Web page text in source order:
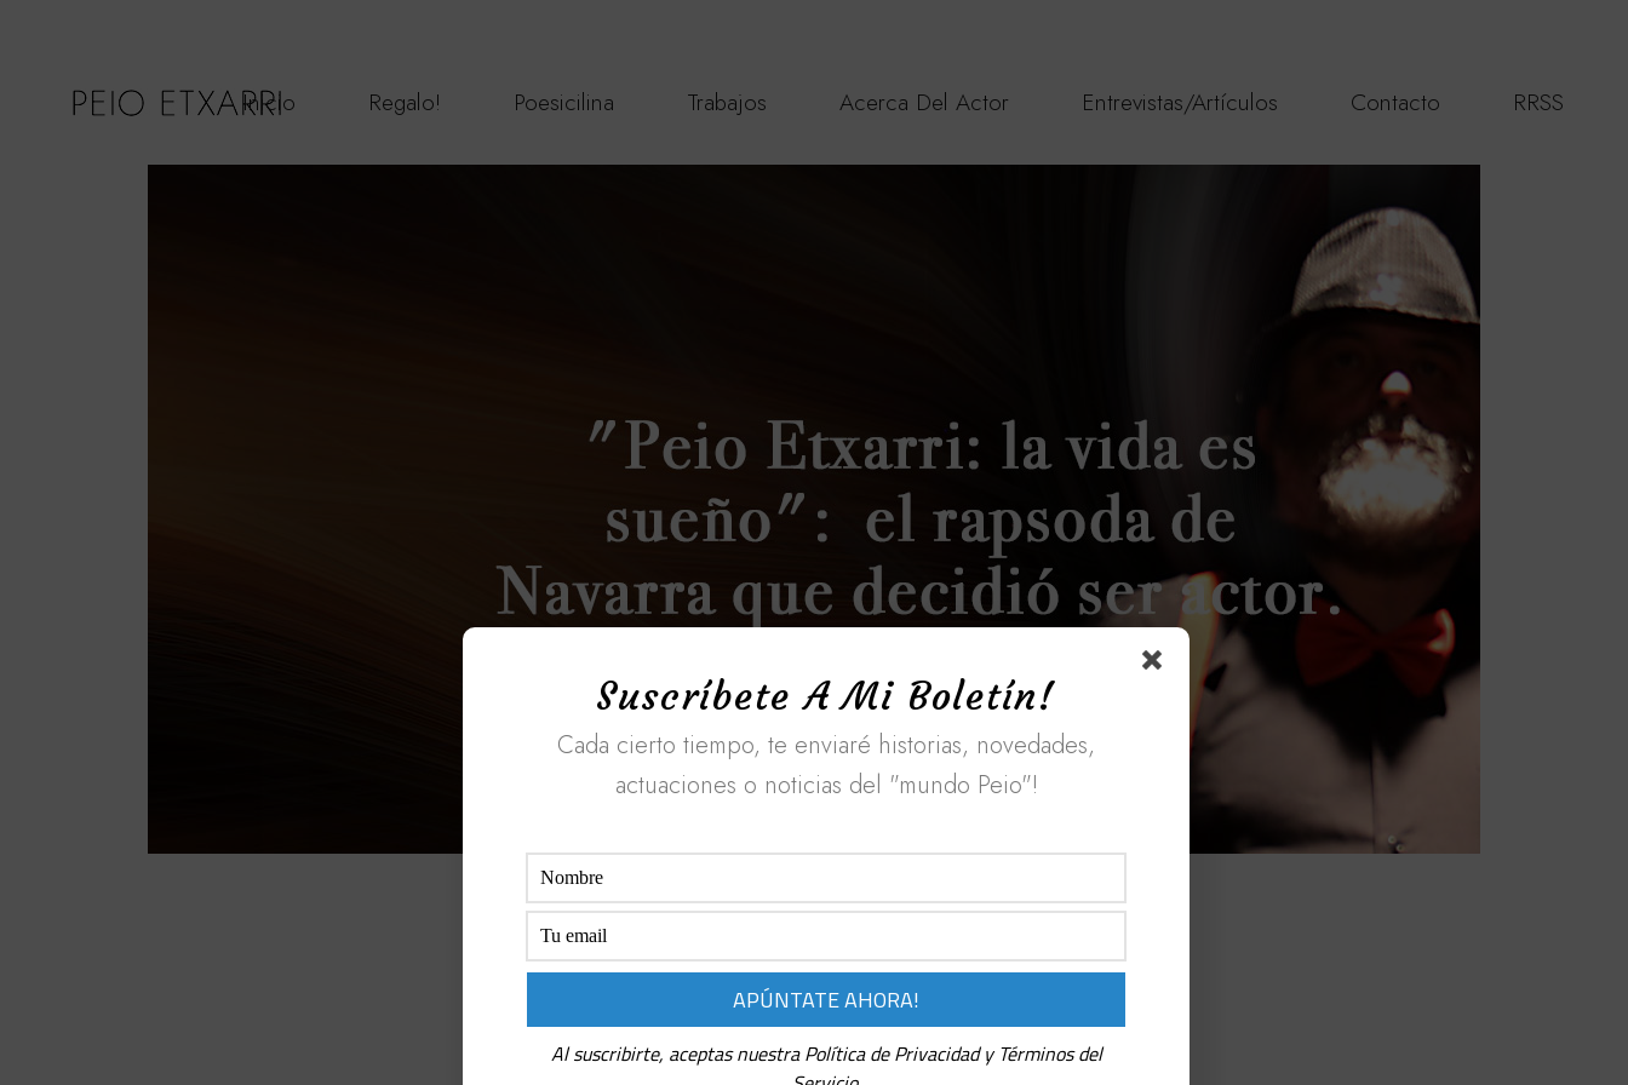
Inicio Regalo! Poesicilina Trabajos Acerca Del Actor Entrevistas/Artículos Contacto RRSS
Peio Etxarri
Suscríbete A Mi Boletín!
Cada cierto tiempo, te enviaré historias, novedades,
actuaciones o noticias del "mundo Peio"!
Al suscribirte, aceptas nuestra Política de Privacidad y Términos del